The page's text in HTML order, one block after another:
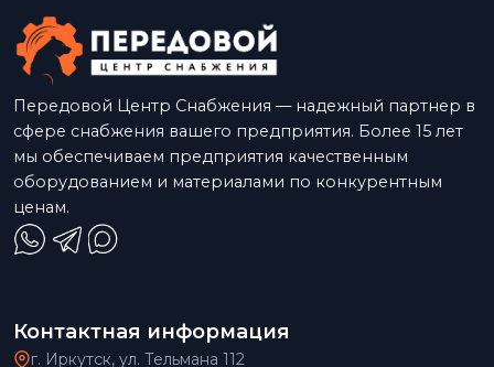
Передовой Центр Снабжения — надежный партнер в
сфере снабжения вашего предприятия. Более 15 лет
мы обеспечиваем предприятия качественным
оборудованием и материалами по конкурентным
ценам.
Контактная информация
г. Иркутск, ул. Тельмана 112